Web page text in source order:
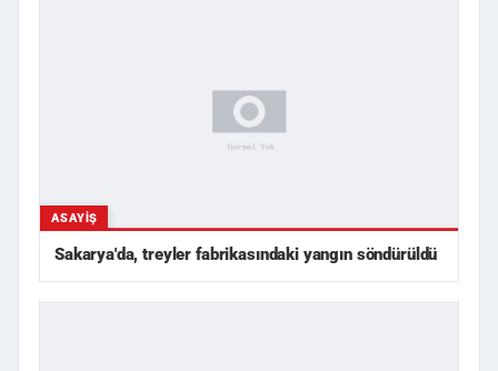
ASAYIŞ
Sakarya'da, treyler fabrikasındaki yangın söndürüldü